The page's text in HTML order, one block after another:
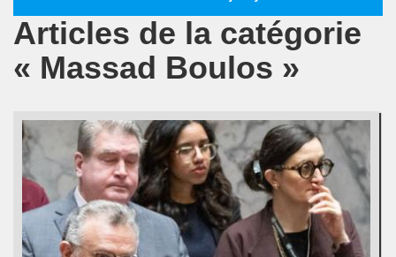
Articles de la catégorie
« Massad Boulos »